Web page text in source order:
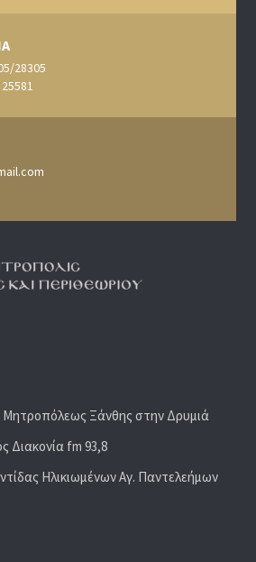
28305
Μητροπόλεως Ξάνθης στην Δρυμιά
Διακονία fm 93,8
Ηλικιωμένων Αγ. Παντελεήμων